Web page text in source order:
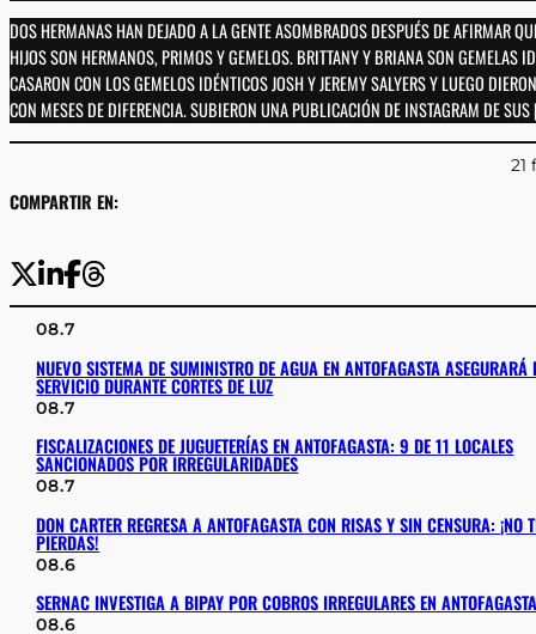
DOS HERMANAS HAN DEJADO A LA GENTE ASOMBRADOS DESPUÉS DE AFIRMAR
HIJOS SON HERMANOS, PRIMOS Y GEMELOS. BRITTANY Y BRIANA SON GEMELAS
CASARON CON LOS GEMELOS IDÉNTICOS JOSH Y JEREMY SALYERS Y LUEGO
CON MESES DE DIFERENCIA. SUBIERON UNA PUBLICACIÓN DE INSTAGRAM DE
COMPARTIR EN:
21
08.7
NUEVO SISTEMA DE SUMINISTRO DE AGUA EN ANTOFAGASTA ASEGURARÁ
SERVICIO DURANTE CORTES DE LUZ
08.7
FISCALIZACIONES DE JUGUETERÍAS EN ANTOFAGASTA: 9 DE 11 LOCALES
SANCIONADOS POR IRREGULARIDADES
08.7
DON CARTER REGRESA A ANTOFAGASTA CON RISAS Y SIN CENSURA: ¡NO
PIERDAS!
08.6
SERNAC INVESTIGA A BIPAY POR COBROS IRREGULARES EN
08.6